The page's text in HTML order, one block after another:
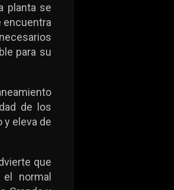
planta se
encuentra
para su
de los
y eleva de
que
normal